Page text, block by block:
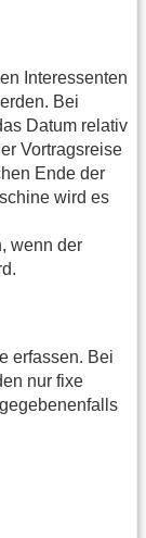
Interessenten
Bei
Datum relativ
Vortragsreise
Ende der
wird es
wenn der
erfassen. Bei
nur fixe